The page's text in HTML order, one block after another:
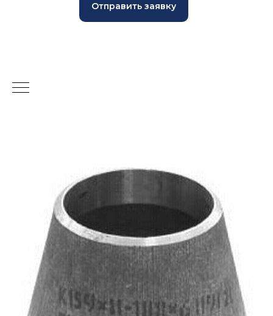
Отправить заявку